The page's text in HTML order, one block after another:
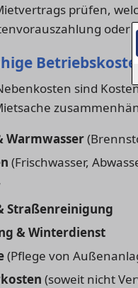
prüfen,
oder
sind
Warmwasser
(Frischwasser,
Straßenreinigung
& Winterdienst
(Pflege von
(soweit nicht